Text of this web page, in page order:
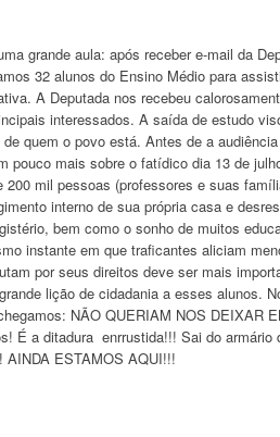
grande aula: após receber e-mail da
32 alunos do Ensino Médio para
A Deputada nos recebeu
interessados. A saída de estudo
quem o povo está. Antes de a
pouco mais sobre o fatídico dia 13 de
mil pessoas (professores e suas
interno de sua própria casa e
bem como o sonho de muitos
instante em que traficantes aliciam
por seus direitos deve ser mais
lição de cidadania a esses alunos.
NÃO QUERIAM NOS DEIXAR
É a ditadura enrrustida!!! Sai do armário
ESTAMOS AQUI!!!